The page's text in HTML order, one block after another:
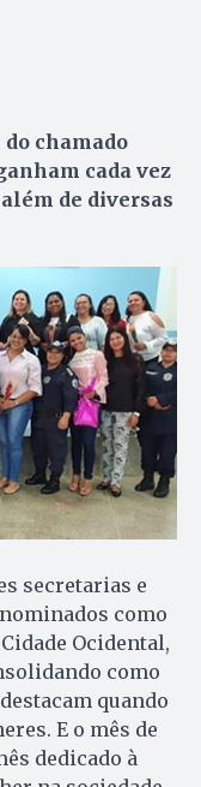
do chamado
cada vez
de diversas
secretarias e
como
Ocidental,
como
quando
E o mês de
dedicado à